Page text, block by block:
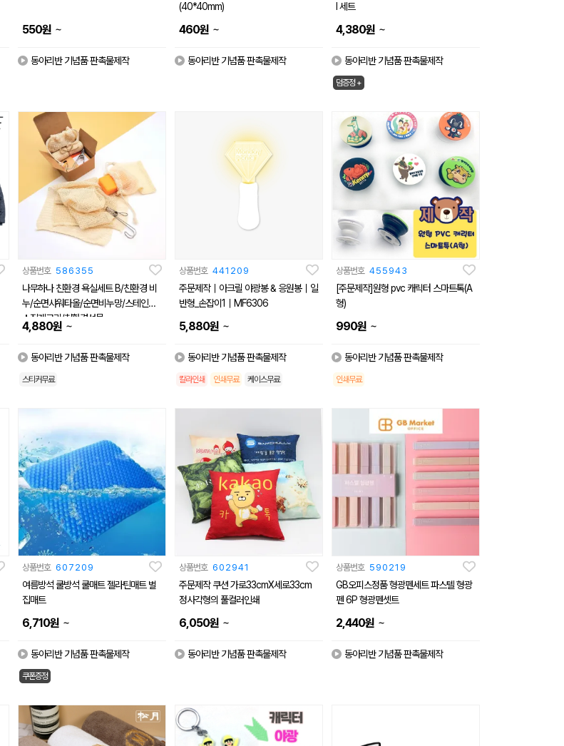
550원 ~
동아리반 기념품 판촉물제작
(40*40mm)
460원 ~
동아리반 기념품 판촉물제작
l 세트
4,380원 ~
동아리반 기념품 판촉물제작
덤증정 +
상품번호 586355
나무하나 친환경 욕실세트 B/친환경 비
누/순면샤워타올/순면비누망/스테인레
스집게고리/친환경선물
4,880원 ~
동아리반 기념품 판촉물제작
스티커무료
상품번호 441209
주문제작｜아크릴 야광봉 & 응원봉｜일
반형_손잡이1｜MF6306
5,880원 ~
동아리반 기념품 판촉물제작
칼라인쇄 인쇄무료 케이스무료
상품번호 455943
[주문제작]원형 pvc 캐릭터 스마트톡(A
형)
990원 ~
동아리반 기념품 판촉물제작
인쇄무료
상품번호 607209
여름방석 쿨방석 쿨매트 젤라틴매트 벌
집매트
6,710원 ~
동아리반 기념품 판촉물제작
쿠폰증정
상품번호 602941
주문제작 쿠션 가로33cmX세로33cm
정사각형의 풀컬러인쇄
6,050원 ~
동아리반 기념품 판촉물제작
상품번호 590219
GB오피스정품 형광펜세트 파스텔 형광
펜 6P 형광펜셋트
2,440원 ~
동아리반 기념품 판촉물제작